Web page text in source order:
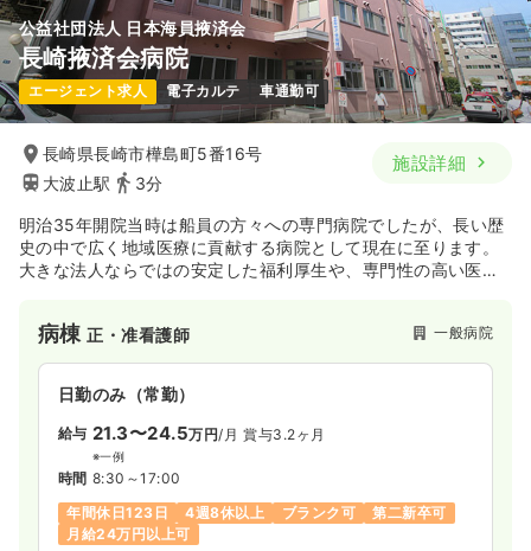
公益社団法人 日本海員掖済会
長崎掖済会病院
エージェント求人 電子カルテ 車通勤可
長崎県長崎市樺島町5番16号
大波止駅
3分
施設詳細
明治35年開院当時は船員の方々への専門病院でしたが、長い歴
史の中で広く地域医療に貢献する病院として現在に至ります。
大きな法人ならではの安定した福利厚生や、専門性の高い医療
病棟正・准看護師 一般病院
日勤のみ（常勤）
給与 21.3〜24.5万円/月 賞与3.2ヶ月
※一例
時間 8:30～17:00
年間休日123日
4週8休以上 ブランク可
第二新卒可
月給24万円以上可